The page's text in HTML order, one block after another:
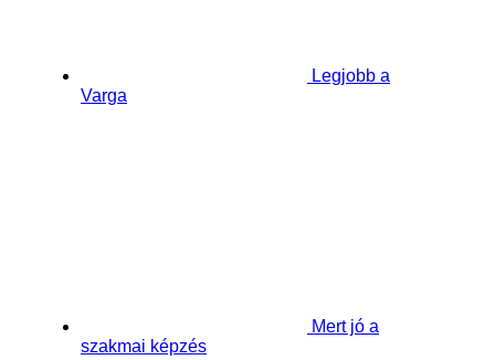
Legjobb a
Varga
Mert jó a
szakmai képzés